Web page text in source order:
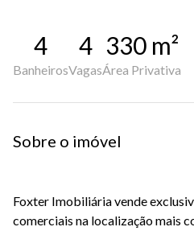
4
Banheiros
4
Vagas
330 m²
Área Privativa
Sobre o imóvel
Foxter Imobiliária vende
comerciais na localização mais